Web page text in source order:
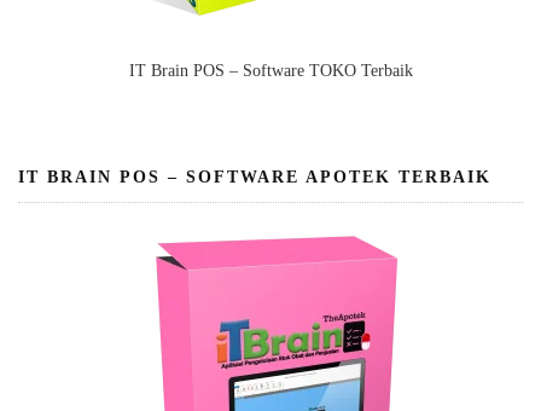
IT Brain POS – Software TOKO Terbaik
IT BRAIN POS – SOFTWARE APOTEK TERBAIK